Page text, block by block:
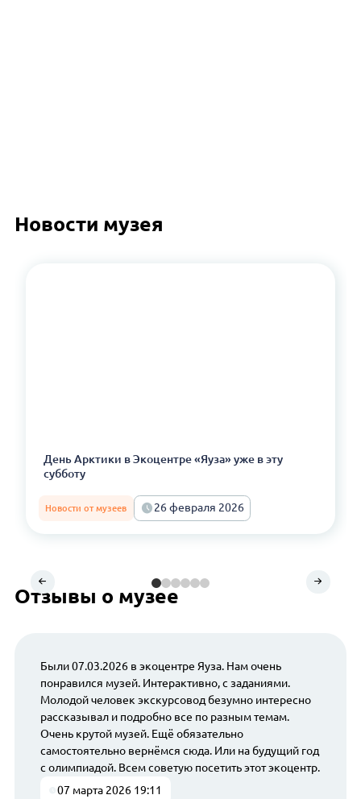
Новости музея
День Арктики в Экоцентре «Яуза» уже в эту
субботу
Новости от музеев 26 февраля 2026
Отзывы о музее
Были 07.03.2026 в экоцентре Яуза. Нам очень
понравился музей. Интерактивно, с заданиями.
Молодой человек экскурсовод безумно интересно
рассказывал и подробно все по разным темам.
Очень крутой музей. Ещё обязательно
самостоятельно вернёмся сюда. Или на будущий год
с олимпиадой. Всем советую посетить этот экоцентр.
07 марта 2026 19:11